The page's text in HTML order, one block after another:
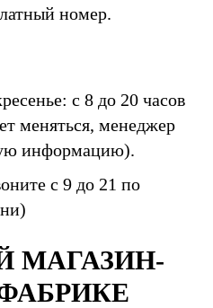
номер.
с 8 до 20 часов
меняться, менеджер
информацию).
с 9 до 21 по
МАГАЗИН-